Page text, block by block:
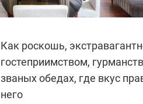
Как роскошь,
гостеприимством,
званых обедах, где вкус
него